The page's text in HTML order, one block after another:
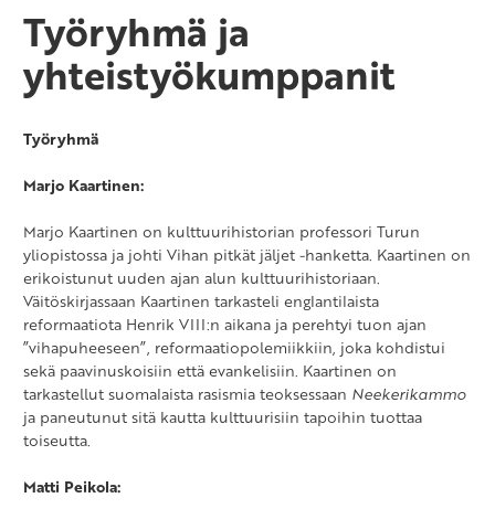
Työryhmä ja
yhteistyökumppanit
Työryhmä
Marjo Kaartinen:
Marjo Kaartinen on kulttuurihistorian professori Turun
yliopistossa ja johti Vihan pitkät jäljet -hanketta. Kaartinen on
erikoistunut uuden ajan alun kulttuurihistoriaan.
Väitöskirjassaan Kaartinen tarkasteli englantilaista
reformaatiota Henrik VIII:n aikana ja perehtyi tuon ajan
”vihapuheeseen”, reformaatiopolemiikkiin, joka kohdistui
sekä paavinuskoisiin että evankelisiin. Kaartinen on
tarkastellut suomalaista rasismia teoksessaan Neekerikammo
ja paneutunut sitä kautta kulttuurisiin tapoihin tuottaa
toiseutta.
Matti Peikola: